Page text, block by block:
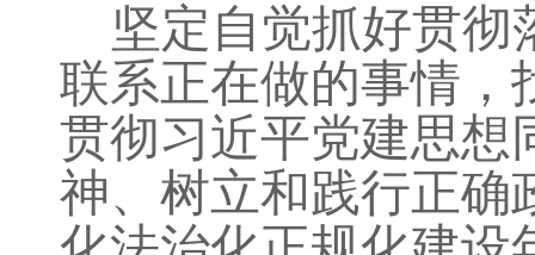
坚定自觉抓好贯
联系正在做的事情，
贯彻习近平党建思想
神、树立和践行正确